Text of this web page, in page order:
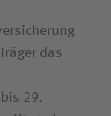
das
29.